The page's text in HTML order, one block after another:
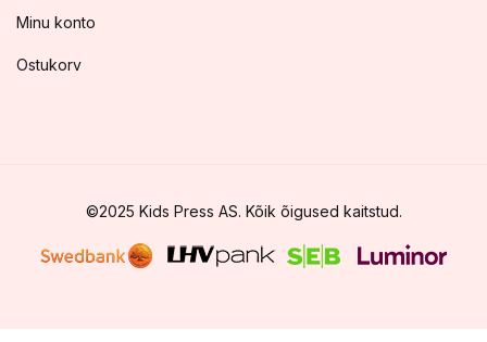
Minu konto
Ostukorv
©2025 Kids Press AS. Kõik õigused kaitstud.